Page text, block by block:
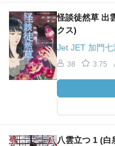
怪談徒然草 出
クス)
Jet JET 加門七
38 3.75
八雲立つ 1 (白